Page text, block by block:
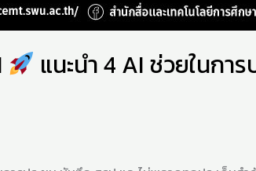
แนะนำ 4 AI ช่วยในการ